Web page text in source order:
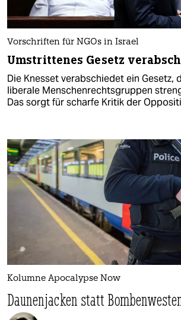
Vorschriften für NGOs in Israel
Umstrittenes Gesetz
Die Knesset verabschiedet ein Gesetz,
liberale Menschenrechtsgruppen
Das sorgt für scharfe Kritik der
Kolumne Apocalypse Now
Daunenjacken statt